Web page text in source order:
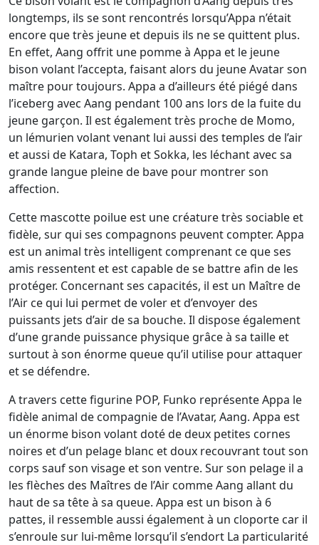
longtemps, ils se sont rencontrés lorsqu’Appa n’était
encore que très jeune et depuis ils ne se quittent plus.
En effet, Aang offrit une pomme à Appa et le jeune
bison volant l’accepta, faisant alors du jeune Avatar son
maître pour toujours. Appa a d’ailleurs été piégé dans
l’iceberg avec Aang pendant 100 ans lors de la fuite du
jeune garçon. Il est également très proche de Momo,
un lémurien volant venant lui aussi des temples de l’air
et aussi de Katara, Toph et Sokka, les léchant avec sa
grande langue pleine de bave pour montrer son
affection.
Cette mascotte poilue est une créature très sociable et
fidèle, sur qui ses compagnons peuvent compter. Appa
est un animal très intelligent comprenant ce que ses
amis ressentent et est capable de se battre afin de les
protéger. Concernant ses capacités, il est un Maître de
l’Air ce qui lui permet de voler et d’envoyer des
puissants jets d’air de sa bouche. Il dispose également
d’une grande puissance physique grâce à sa taille et
surtout à son énorme queue qu’il utilise pour attaquer
et se défendre.
A travers cette figurine POP, Funko représente Appa le
fidèle animal de compagnie de l’Avatar, Aang. Appa est
un énorme bison volant doté de deux petites cornes
noires et d’un pelage blanc et doux recouvrant tout son
corps sauf son visage et son ventre. Sur son pelage il a
les flèches des Maîtres de l’Air comme Aang allant du
haut de sa tête à sa queue. Appa est un bison à 6
pattes, il ressemble aussi également à un cloporte car il
s’enroule sur lui-même lorsqu’il s’endort La particularité